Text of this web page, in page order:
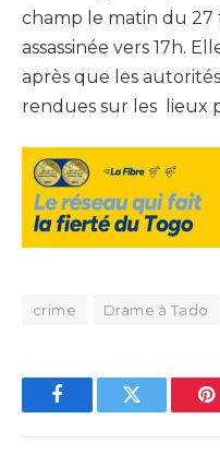
champ le matin du
assassinée vers 17h.
après que les
rendues sur les lieux
crime Drame à Tado
FacebookTwitter